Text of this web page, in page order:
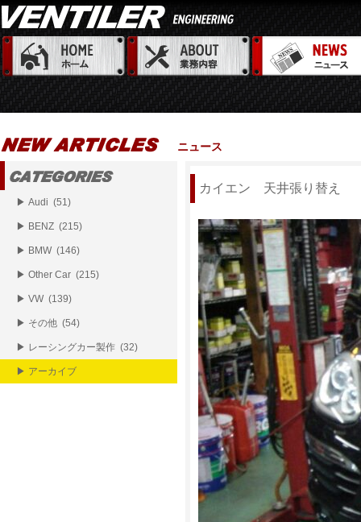
ニュース
カイエン 天井張り替え
▶ Audi (51)
▶ BENZ (215)
▶ BMW (146)
▶ Other Car (215)
▶ VW (139)
▶ その他 (54)
▶ レーシングカー製作 (32)
▶ アーカイブ